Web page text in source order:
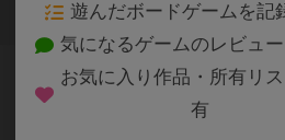
28 20
ログインするとレス・アルカナに関する掲
が出来るようになります。ルールの疑問や
断し辛い曖昧な表記等について会員同士で
遊んだボードゲームを記
気になるゲームのレビュ
お気に入り作品・所有リ
有